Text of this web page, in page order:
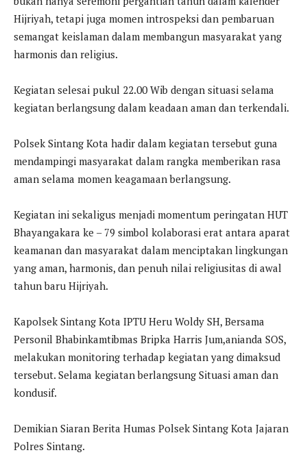
Hijriyah, tetapi juga momen introspeksi dan pembaruan
semangat keislaman dalam membangun masyarakat yang
harmonis dan religius.
Kegiatan selesai pukul 22.00 Wib dengan situasi selama
kegiatan berlangsung dalam keadaan aman dan terkendali.
Polsek Sintang Kota hadir dalam kegiatan tersebut guna
mendampingi masyarakat dalam rangka memberikan rasa
aman selama momen keagamaan berlangsung.
Kegiatan ini sekaligus menjadi momentum peringatan HUT
Bhayangakara ke – 79 simbol kolaborasi erat antara aparat
keamanan dan masyarakat dalam menciptakan lingkungan
yang aman, harmonis, dan penuh nilai religiusitas di awal
tahun baru Hijriyah.
Kapolsek Sintang Kota IPTU Heru Woldy SH, Bersama
Personil Bhabinkamtibmas Bripka Harris Jum,anianda SOS,
melakukan monitoring terhadap kegiatan yang dimaksud
tersebut. Selama kegiatan berlangsung Situasi aman dan
kondusif.
Demikian Siaran Berita Humas Polsek Sintang Kota Jajaran
Polres Sintang.